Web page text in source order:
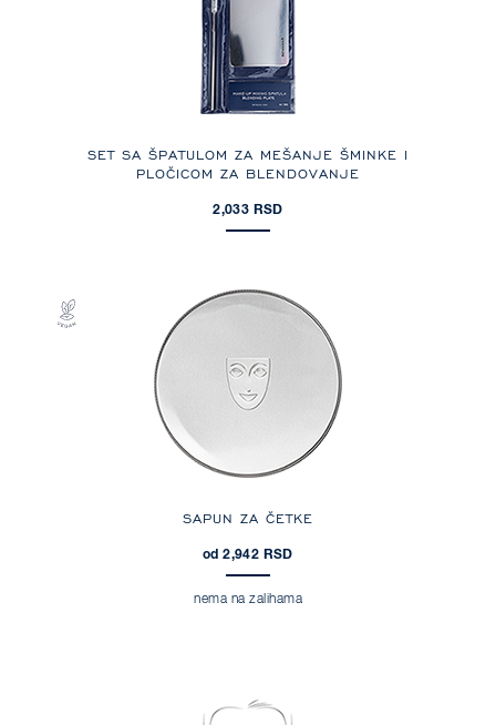
SET SA ŠPATULOM ZA MEŠANJE ŠMINKE I
PLOČICOM ZA BLENDOVANJE
2,033 RSD
SAPUN ZA ČETKE
od 2,942 RSD
nema na zalihama